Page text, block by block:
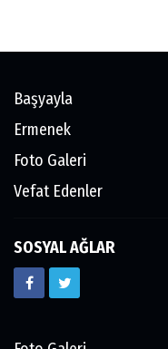
Başyayla
Ermenek
Foto Galeri
Vefat Edenler
SOSYAL AĞLAR